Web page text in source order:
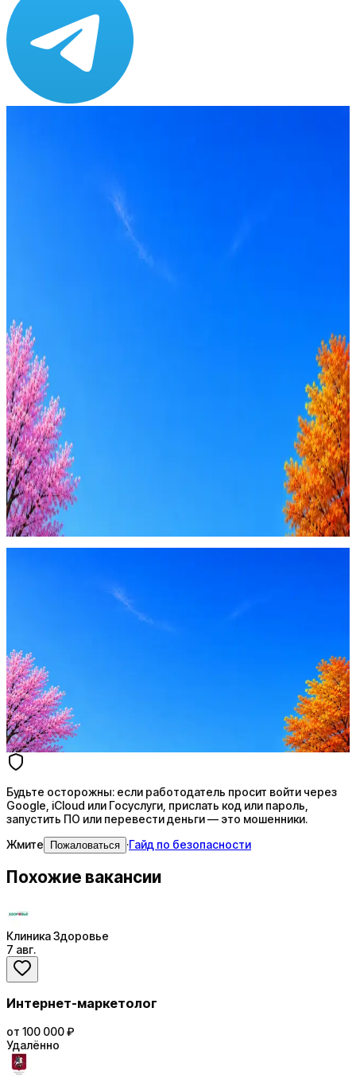
Оффер быстрее с Эйч
Будьте осторожны: если работодатель просит войти через
Google, iCloud или Госуслуги, прислать код или пароль,
запустить ПО или перевести деньги — это мошенники.
Жмите Пожаловаться
Стратегия поиска с AI: рынки, позиции, вилка, каналы
Будьте осторожны: если работодатель просит войти через
Google, iCloud или Госуслуги, прислать код или пароль,
запустить ПО или перевести деньги — это мошенники.
Жмите
Пожаловаться ·Гайд по безопасности
Похожие вакансии
Клиника Здоровье
7 авг.
Интернет-маркетолог
от 100 000 ₽
Удалённо